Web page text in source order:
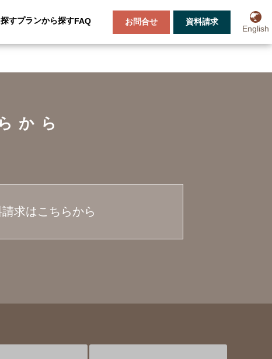
すプランから探すFAQ お問合せ 資料請求
English
から
請求はこちらから